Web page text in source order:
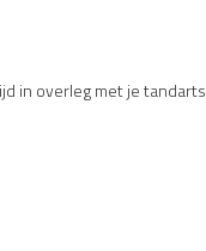
in overleg met je tandarts